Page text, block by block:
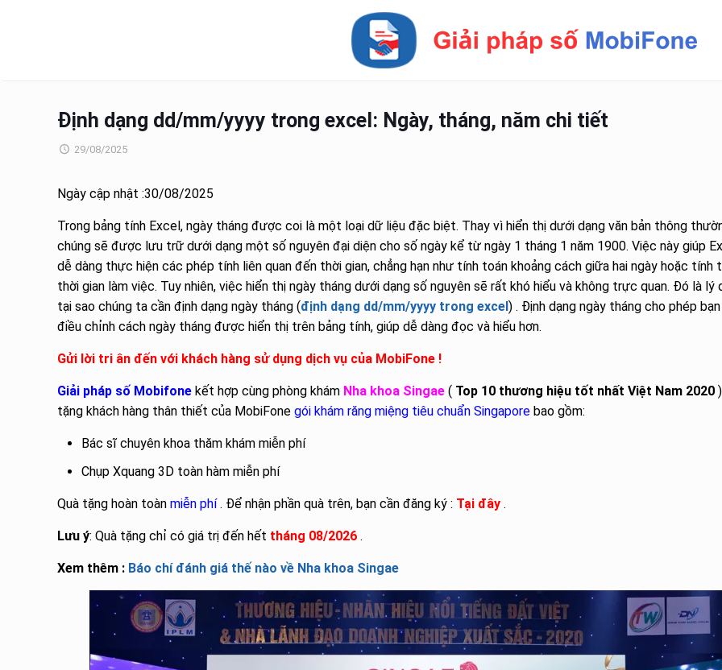
Định dạng dd/mm/yyyy trong excel: Ngày, tháng, năm chi tiết
29/08/2025
Ngày cập nhật :30/08/2025
Trong bảng tính Excel, ngày tháng được coi là một loại dữ liệu đặc biệt. Thay vì hiển thị dưới dạng văn bản thông
chúng sẽ được lưu trữ dưới dạng một số nguyên đại diện cho số ngày kể từ ngày 1 tháng 1 năm 1900. Việc này giúp
dễ dàng thực hiện các phép tính liên quan đến thời gian, chẳng hạn như tính toán khoảng cách giữa hai ngày hoặc tính
thời gian làm việc. Tuy nhiên, việc hiển thị ngày tháng dưới dạng số nguyên sẽ rất khó hiểu và không trực quan. Đó là lý
tại sao chúng ta cần định dạng ngày tháng (định dạng dd/mm/yyyy trong excel) . Định dạng ngày tháng cho phép bạn
điều chỉnh cách ngày tháng được hiển thị trên bảng tính, giúp dễ dàng đọc và hiểu hơn.
Gửi lời tri ân đến với khách hàng sử dụng dịch vụ của MobiFone !
Giải pháp số Mobifonekết hợp cùng phòng khám Nha khoa Singae( Top 10 thương hiệu tốt nhất Việt Nam 2020)
tặng khách hàng thân thiết của MobiFone gói khám răng miệng tiêu chuẩn Singaporebao gồm:
Bác sĩ chuyên khoa thăm khám miễn phí
Chụp Xquang 3D toàn hàm miễn phí
Quà tặng hoàn toàn miễn phí. Để nhận phần quà trên, bạn cần đăng ký : Tại đây.
Lưu ý: Quà tặng chỉ có giá trị đến hết tháng 08/2026 .
Xem thêm : Báo chí đánh giá thế nào về Nha khoa Singae